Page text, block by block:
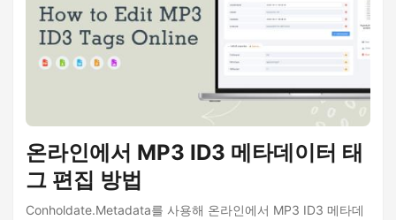
온라인에서 MP3 ID3 메타데이터 태
그 편집 방법
Conholdate.Metadata를 사용해 온라인에서 MP3 ID3 메타데